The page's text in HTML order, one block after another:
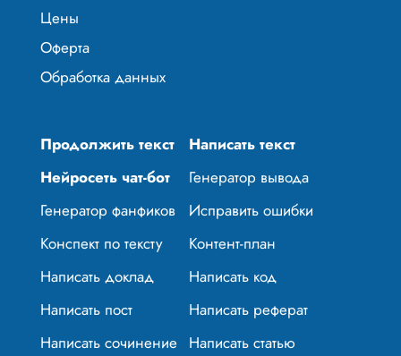
Цены
Оферта
Обработка данных
Продолжить текст
Написать текст
Нейросеть чат-бот
Генератор вывода
Генератор фанфиков
Исправить ошибки
Конспект по тексту
Контент-план
Написать доклад
Написать код
Написать пост
Написать реферат
Написать сочинение Написать статью